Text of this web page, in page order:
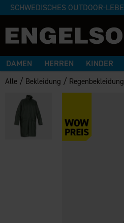
SCHWEDISCHES OUTDOOR-
DAMEN HERREN KINDER
Alle / Bekleidung / Regenbekleidung